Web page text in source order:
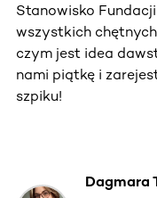
Stanowisko
wszystkich
czym jest idea
nami piątkę i
szpiku!
Dagmara